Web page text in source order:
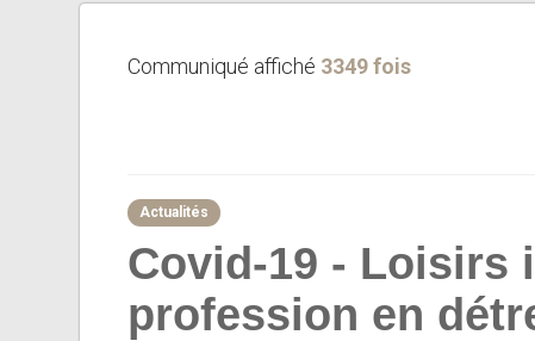
Communiqué affiché 3349 fois
Actualités
Covid-19 - Loisirs
profession en